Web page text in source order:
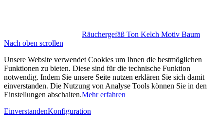
Räuchergefäß Ton Kelch Motiv Baum
Nach oben scrollen
Unsere Website verwendet Cookies um Ihnen die bestmöglichen
Funktionen zu bieten. Diese sind für die technische Funktion
notwendig. Indem Sie unsere Seite nutzen erklären Sie sich damit
einverstanden. Die Nutzung von Analyse Tools können Sie in den
Einstellungen abschalten.Mehr erfahren
EinverstandenKonfiguration